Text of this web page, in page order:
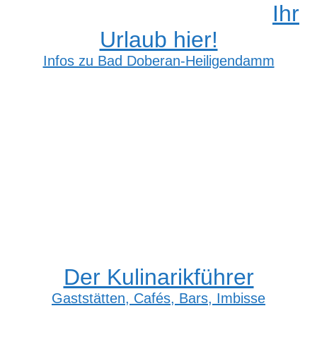
Ihr
Urlaub hier!
Infos zu Bad Doberan-Heiligendamm
Der Kulinarikführer
Gaststätten, Cafés, Bars, Imbisse